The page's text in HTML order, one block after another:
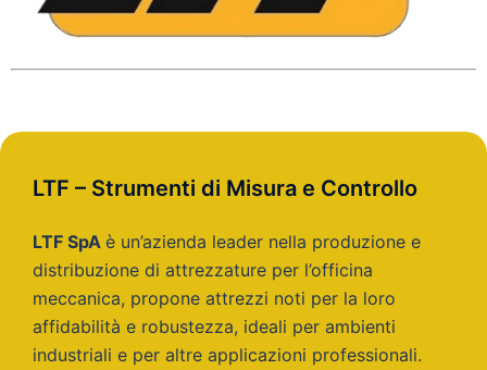
LTF – Strumenti di Misura e Controllo
LTF SpA è un’azienda leader nella produzione e
distribuzione di attrezzature per l’officina
meccanica, propone attrezzi noti per la loro
affidabilità e robustezza, ideali per ambienti
industriali e per altre applicazioni professionali.